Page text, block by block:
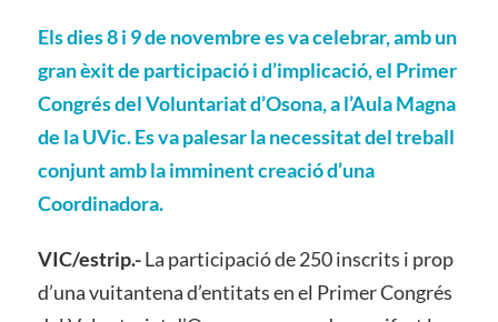
Els dies 8 i 9 de novembre es va celebrar, amb un
gran èxit de participació i d’implicació, el Primer
Congrés del Voluntariat d’Osona, a l’Aula Magna
de la UVic. Es va palesar la necessitat del treball
conjunt amb la imminent creació d’una
Coordinadora.
VIC/estrip.-La participació de 250 inscrits i prop
d’una vuitantena d’entitats en el Primer Congrés